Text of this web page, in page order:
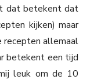
dat betekent dat
kijken) maar
recepten allemaal
betekent een tijd
leuk om de 10